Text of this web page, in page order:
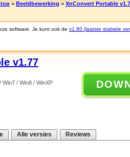
> Beeldbewerking > XnConvert Portable
software. Je kunt ook de v1.80 (laatste stabiele
v1.77
Win7 / Win8 / WinXP
Alle versies Reviews